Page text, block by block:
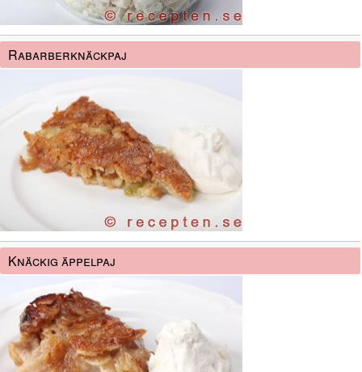
Rabarberknäckpaj
Knäckig äppelpaj